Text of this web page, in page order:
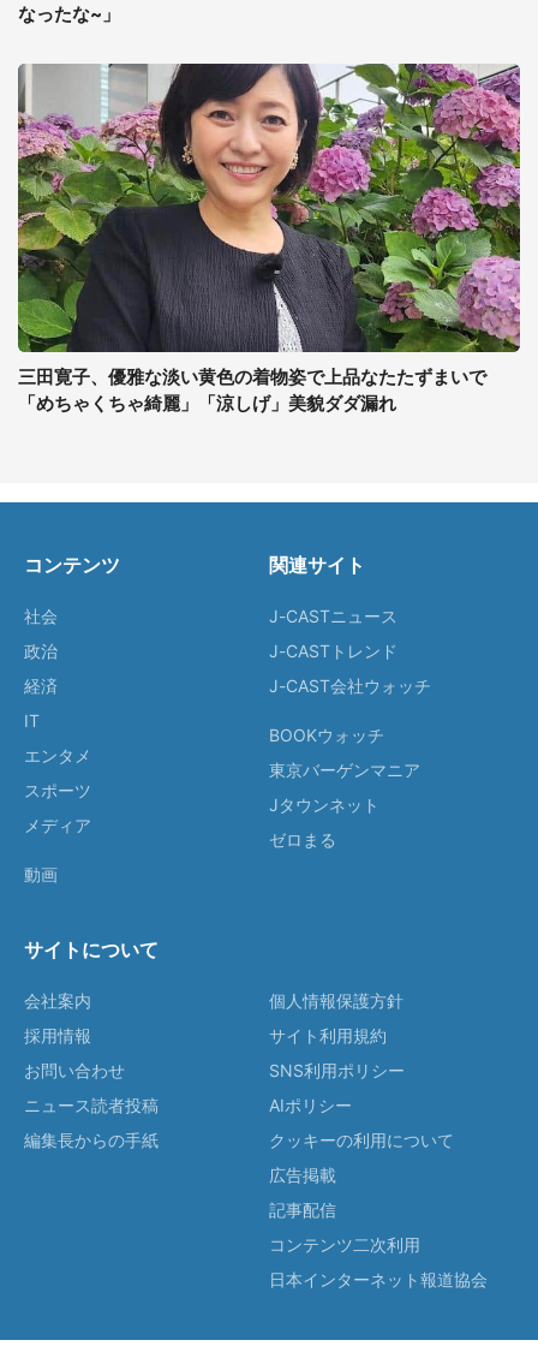
なったな~」
三田寛子、優雅な淡い黄色の着物姿で上品なたたずまいで
「めちゃくちゃ綺麗」「涼しげ」美貌ダダ漏れ
コンテンツ
社会
政治
経済
IT
エンタメ
スポーツ
メディア
動画
関連サイト
J-CASTニュース
J-CASTトレンド
J-CAST会社ウォッチ
BOOKウォッチ
東京バーゲンマニア
Jタウンネット
ゼロまる
サイトについて
会社案内
採用情報
お問い合わせ
ニュース読者投稿
編集長からの手紙
個人情報保護方針
サイト利用規約
SNS利用ポリシー
AIポリシー
クッキーの利用について
広告掲載
記事配信
コンテンツ二次利用
日本インターネット報道協会